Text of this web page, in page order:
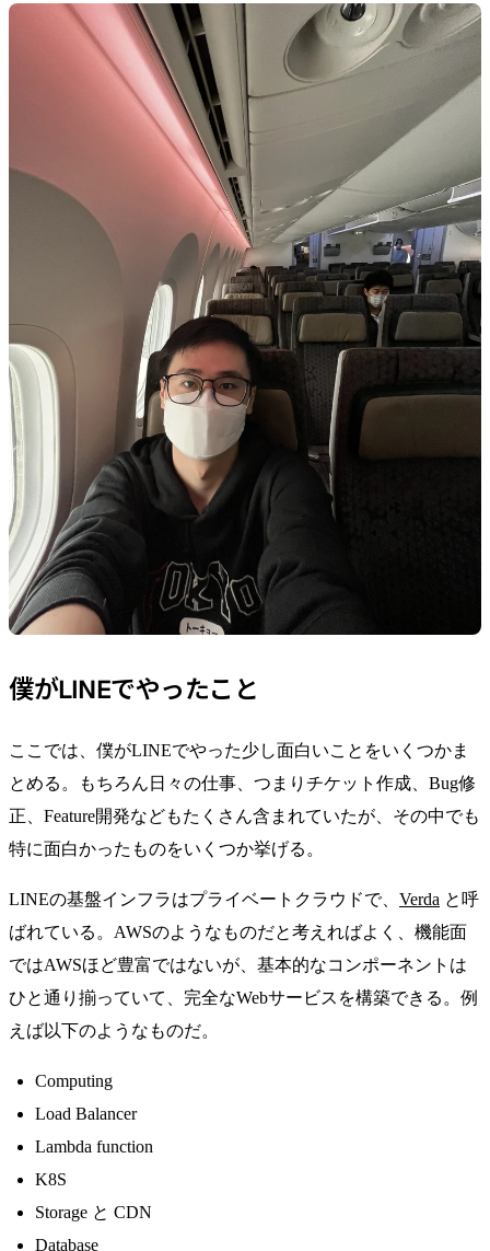
僕がLINEでやったこと
ここでは、僕がLINEでやった少し面白いことをいくつかま
とめる。もちろん日々の仕事、つまりチケット作成、Bug修
正、Feature開発などもたくさん含まれていたが、その中でも
特に面白かったものをいくつか挙げる。
LINEの基盤インフラはプライベートクラウドで、 Verda と呼
ばれている。AWSのようなものだと考えればよく、機能面
ではAWSほど豊富ではないが、基本的なコンポーネントは
ひと通り揃っていて、完全なWebサービスを構築できる。例
えば以下のようなものだ。
Computing
Load Balancer
Lambda function
K8S
Storage と CDN
Database